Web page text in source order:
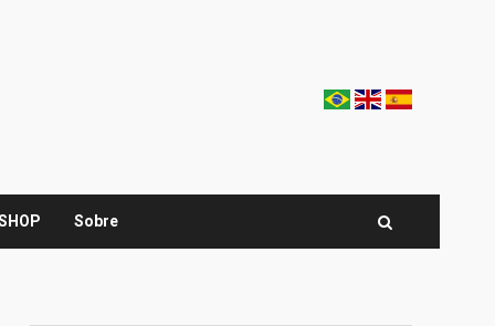
Sobre